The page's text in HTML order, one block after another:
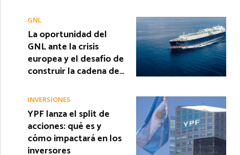
GNL
La oportunidad del
GNL ante la crisis
europea y el desafío de
construir la cadena de…
INVERSIONES
YPF lanza el split de
acciones: qué es y
cómo impactará en los
inversores